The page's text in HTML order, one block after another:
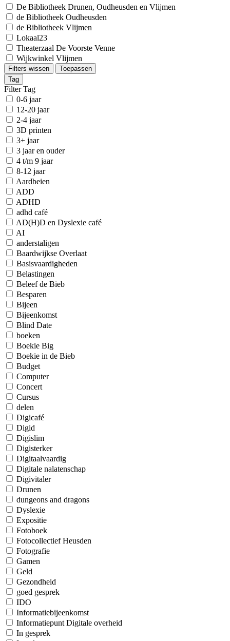
De Bibliotheek Drunen, Oudheusden en Vlijmen
de Bibliotheek Oudheusden
de Bibliotheek Vlijmen
Lokaal23
Theaterzaal De Voorste Venne
Wijkwinkel Vlijmen
Filters wissen
Toepassen
Tag
Filter Tag
0-6 jaar
12-20 jaar
2-4 jaar
3D printen
3+ jaar
3 jaar en ouder
4 t/m 9 jaar
8-12 jaar
Aardbeien
ADD
ADHD
adhd café
AD(H)D en Dyslexie café
AI
anderstaligen
Baardwijkse Overlaat
Basisvaardigheden
Belastingen
Beleef de Bieb
Besparen
Bijeen
Bijeenkomst
Blind Date
boeken
Boekie Big
Boekie in de Bieb
Budget
Computer
Concert
Cursus
delen
Digicafé
Digid
Digislim
Digisterker
Digitaalvaardig
Digitale nalatenschap
Digivitaler
Drunen
dungeons and dragons
Dyslexie
Expositie
Fotoboek
Fotocollectief Heusden
Fotografie
Gamen
Geld
Gezondheid
goed gesprek
IDO
Informatiebijeenkomst
Informatiepunt Digitale overheid
In gesprek